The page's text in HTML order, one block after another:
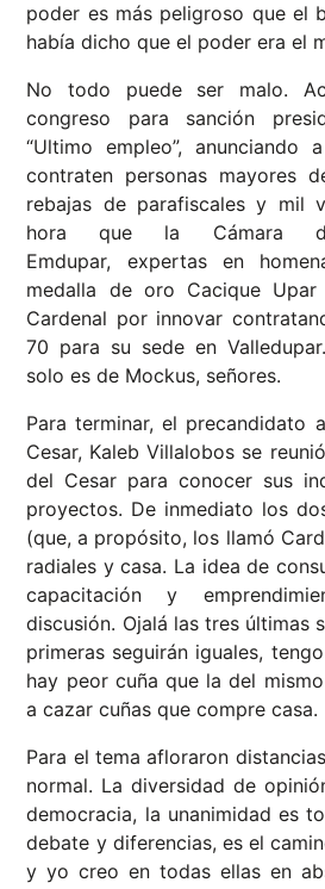
poder es más peligroso que el
había dicho que el poder era el
No todo puede ser malo.
congreso para sanción
“Ultimo empleo”, anunciando
contraten personas mayores
rebajas de parafiscales y mil
hora que la Cámara
Emdupar, expertas en
medalla de oro Cacique
Cardenal por innovar
70 para su sede en
solo es de Mockus, señores.
Para terminar, el precandidato
Cesar, Kaleb Villalobos se
del Cesar para conocer sus
proyectos. De inmediato los
(que, a propósito, los llamó
radiales y casa. La idea de
capacitación y
discusión. Ojalá las tres últimas
primeras seguirán iguales,
hay peor cuña que la del
a cazar cuñas que compre casa.
Para el tema afloraron
normal. La diversidad de
democracia, la unanimidad es
debate y diferencias, es el
y yo creo en todas ellas en